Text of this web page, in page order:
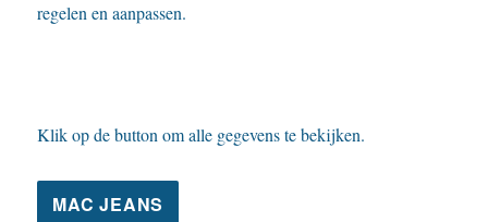
regelen en aanpassen.
Klik op de button om alle gegevens te bekijken.